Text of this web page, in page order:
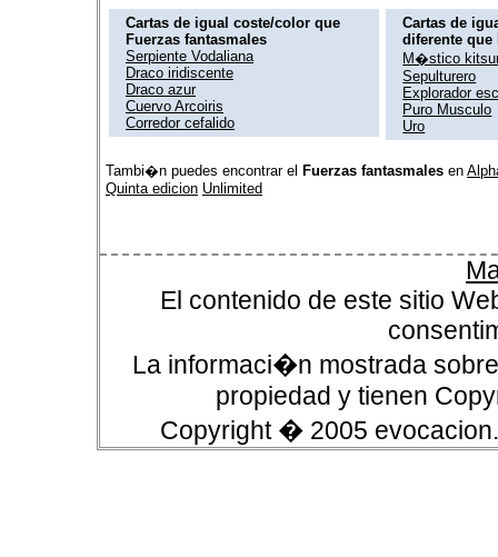
Cartas de igual coste/color que
Fuerzas fantasmales
Serpiente Vodaliana
Draco iridiscente
Draco azur
Cuervo Arcoiris
Corredor cefalido
Cartas de
diferente que
M�stico
Sepulturero
Explorador
Puro Musculo
Uro
Tambi�n puedes encontrar el Fuerzas fantasmales en
Quinta edicion Unlimited
El contenido de este sitio
La informaci�n mostrada
propiedad y tienen
Copyright � 2005